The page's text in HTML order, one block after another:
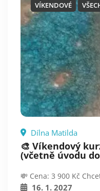
VÍKENDOVÉ
Dílna Matilda
🎨 Víkendový
(včetně úvodu
💸 Cena: 3 900 Kč
16. 1. 2027